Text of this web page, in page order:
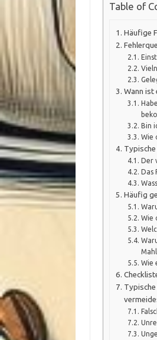
Table of
Häufige
Wann ist
Bin
Wie
Der
Das
Häufig
Wie
Wie